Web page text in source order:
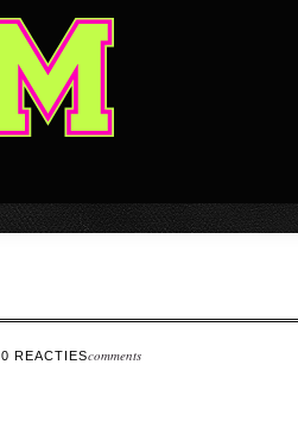
0 REACTIEScomments